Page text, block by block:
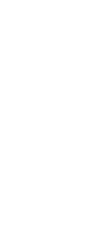
Fax, E-Mail oder